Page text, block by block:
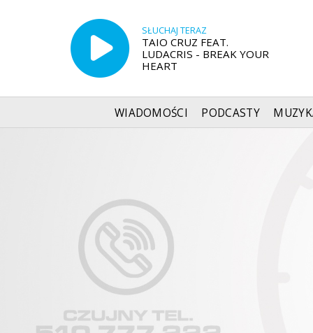
SŁUCHAJ TERAZ
TAIO CRUZ FEAT.
LUDACRIS - BREAK YOUR
HEART
WIADOMOŚCI PODCASTY